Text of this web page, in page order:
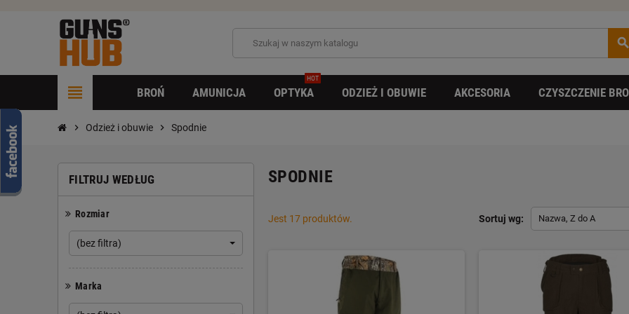
search
view_headline BROŃ AMUNICJA OPTYKA
HOT
ODZIEŻ I OBUWIE AKCESORIA CZYSZCZENIE
chevron_right Odzież i obuwie chevron_right Spodnie
FILTRUJ WEDŁUG
Rozmiar
(bez filtra)
Marka
SPODNIE
Sortuj wg: Nazwa, Z do A
Jest 17 produktów.